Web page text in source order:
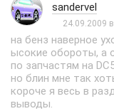
sandervel
24.09.2009
на бенз наверное
ысокие обороты, а
по запчастям на
но блин мне так
короче я весь в
выводы.